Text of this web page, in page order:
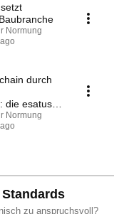
Normung
durch
die esatus
Normung
zu anspruchsvoll?